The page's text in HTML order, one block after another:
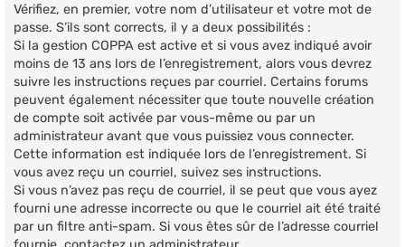
Vérifiez, en premier, votre nom d’utilisateur et votre mot de
passe. S’ils sont corrects, il y a deux possibilités :
Si la gestion COPPA est active et si vous avez indiqué avoir
moins de 13 ans lors de l’enregistrement, alors vous devrez
suivre les instructions reçues par courriel. Certains forums
peuvent également nécessiter que toute nouvelle création
de compte soit activée par vous-même ou par un
administrateur avant que vous puissiez vous connecter.
Cette information est indiquée lors de l’enregistrement. Si
vous avez reçu un courriel, suivez ses instructions.
Si vous n’avez pas reçu de courriel, il se peut que vous ayez
fourni une adresse incorrecte ou que le courriel ait été traité
par un filtre anti-spam. Si vous êtes sûr de l’adresse courriel